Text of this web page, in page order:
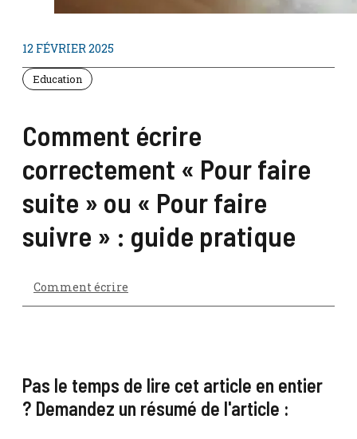
12 FÉVRIER 2025
Education
Comment écrire
correctement « Pour faire
suite » ou « Pour faire
suivre » : guide pratique
Comment écrire
Pas le temps de lire cet article en entier
? Demandez un résumé de l'article :